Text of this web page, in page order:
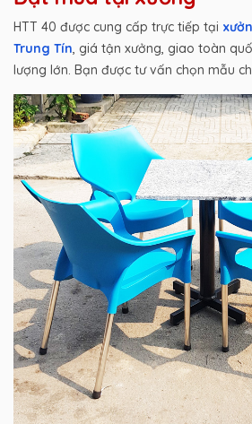
HTT 40 được cung cấp trực tiếp tại
Trung Tín, giá tận xưởng, giao toàn
lượng lớn. Bạn được tư vấn chọn mẫu